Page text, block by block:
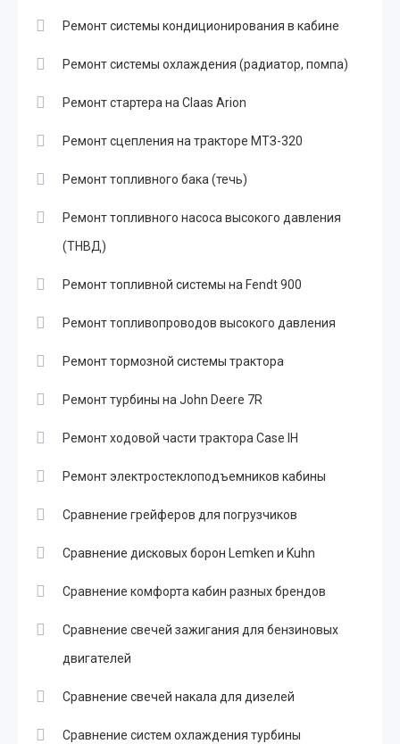
Ремонт системы кондиционирования в кабине
Ремонт системы охлаждения (радиатор, помпа)
Ремонт стартера на Claas Arion
Ремонт сцепления на тракторе МТЗ-320
Ремонт топливного бака (течь)
Ремонт топливного насоса высокого давления
(ТНВД)
Ремонт топливной системы на Fendt 900
Ремонт топливопроводов высокого давления
Ремонт тормозной системы трактора
Ремонт турбины на John Deere 7R
Ремонт ходовой части трактора Case IH
Ремонт электростеклоподъемников кабины
Сравнение грейферов для погрузчиков
Сравнение дисковых борон Lemken и Kuhn
Сравнение комфорта кабин разных брендов
Сравнение свечей зажигания для бензиновых
двигателей
Сравнение свечей накала для дизелей
Сравнение систем охлаждения турбины